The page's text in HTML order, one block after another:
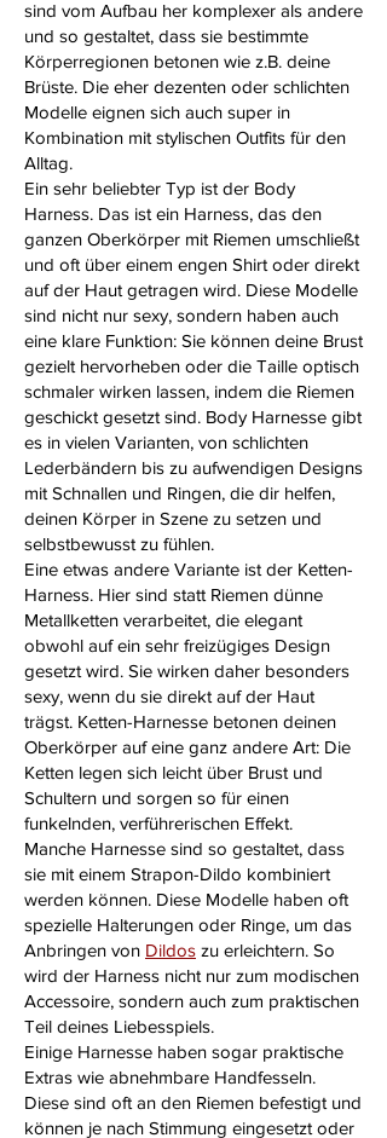
sind vom Aufbau her komplexer als andere
und so gestaltet, dass sie bestimmte
Körperregionen betonen wie z.B. deine
Brüste. Die eher dezenten oder schlichten
Modelle eignen sich auch super in
Kombination mit stylischen Outfits für den
Alltag.
Ein sehr beliebter Typ ist der Body
Harness. Das ist ein Harness, das den
ganzen Oberkörper mit Riemen umschließt
und oft über einem engen Shirt oder direkt
auf der Haut getragen wird. Diese Modelle
sind nicht nur sexy, sondern haben auch
eine klare Funktion: Sie können deine Brust
gezielt hervorheben oder die Taille optisch
schmaler wirken lassen, indem die Riemen
geschickt gesetzt sind. Body Harnesse gibt
es in vielen Varianten, von schlichten
Lederbändern bis zu aufwendigen Designs
mit Schnallen und Ringen, die dir helfen,
deinen Körper in Szene zu setzen und
selbstbewusst zu fühlen.
Eine etwas andere Variante ist der Ketten-
Harness. Hier sind statt Riemen dünne
Metallketten verarbeitet, die elegant
obwohl auf ein sehr freizügiges Design
gesetzt wird. Sie wirken daher besonders
sexy, wenn du sie direkt auf der Haut
trägst. Ketten-Harnesse betonen deinen
Oberkörper auf eine ganz andere Art: Die
Ketten legen sich leicht über Brust und
Schultern und sorgen so für einen
funkelnden, verführerischen Effekt.
Manche Harnesse sind so gestaltet, dass
sie mit einem Strapon-Dildo kombiniert
werden können. Diese Modelle haben oft
spezielle Halterungen oder Ringe, um das
Anbringen von Dildos zu erleichtern. So
wird der Harness nicht nur zum modischen
Accessoire, sondern auch zum praktischen
Teil deines Liebesspiels.
Einige Harnesse haben sogar praktische
Extras wie abnehmbare Handfesseln.
Diese sind oft an den Riemen befestigt und
können je nach Stimmung eingesetzt oder